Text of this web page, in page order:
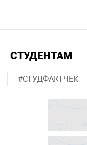
СТУДЕНТАМ
#СТУДФАКТЧЕК